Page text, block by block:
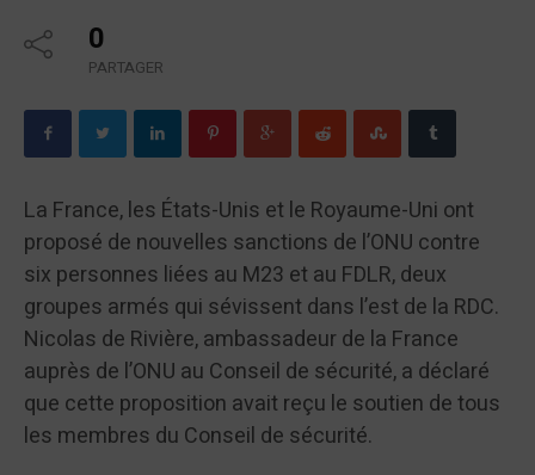
0
PARTAGER
La France, les États-Unis et le Royaume-Uni ont
proposé de nouvelles sanctions de l’ONU contre
six personnes liées au M23 et au FDLR, deux
groupes armés qui sévissent dans l’est de la RDC.
Nicolas de Rivière, ambassadeur de la France
auprès de l’ONU au Conseil de sécurité, a déclaré
que cette proposition avait reçu le soutien de tous
les membres du Conseil de sécurité.